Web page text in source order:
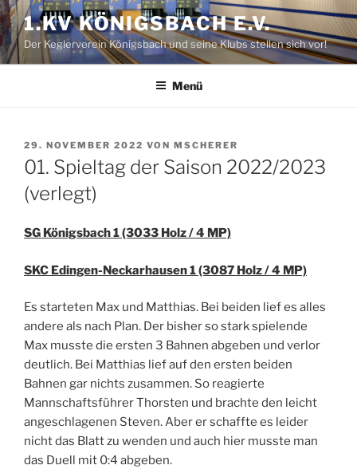
Zum
Inhalt
springen
1.KV KÖNIGSBACH E.V.
Der Keglerverein Königsbach und seine Klubs stellen sich vor!
Menü
VERÖFFENTLICHT
AM
29. NOVEMBER 2022 VON MSCHERER
01. Spieltag der Saison 2022/2023
(verlegt)
SG Königsbach 1 (3033 Holz / 4 MP)
SKC Edingen-Neckarhausen 1 (3087 Holz / 4 MP)
Es starteten Max und Matthias. Bei beiden lief es alles
andere als nach Plan. Der bisher so stark spielende
Max musste die ersten 3 Bahnen abgeben und verlor
deutlich. Bei Matthias lief auf den ersten beiden
Bahnen gar nichts zusammen. So reagierte
Mannschaftsführer Thorsten und brachte den leicht
angeschlagenen Steven. Aber er schaffte es leider
nicht das Blatt zu wenden und auch hier musste man
das Duell mit 0:4 abgeben.